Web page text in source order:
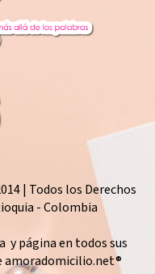
| Todos los Derechos
- Colombia
y página en todos sus
amoradomicilio.net®